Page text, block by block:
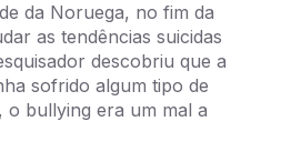
da Noruega, no fim da
as tendências suicidas
descobriu que a
sofrido algum tipo de
o bullying era um mal a